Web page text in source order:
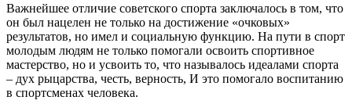
Важнейшее отличие советского спорта заключалось в том, что
он был нацелен не только на достижение «очковых»
результатов, но имел и социальную функцию. На пути в спорт
молодым людям не только помогали освоить спортивное
мастерство, но и усвоить то, что называлось идеалами спорта
– дух рыцарства, честь, верность, И это помогало воспитанию
в спортсменах человека.